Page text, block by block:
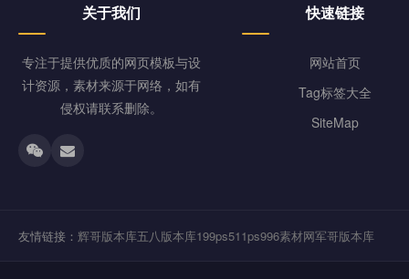
关于我们
专注于提供优质的网页模板与设
计资源，素材来源于网络，如有
侵权请联系删除。
快速链接
网站首页
Tag标签大全
SiteMap
友情链接： 辉哥版本库五八版本库199ps511ps996素材网军哥版本库